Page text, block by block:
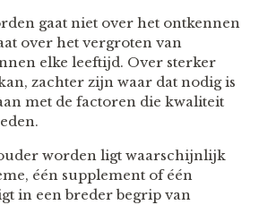
gaat niet over het ontkennen
over het vergroten van
elke leeftijd. Over sterker
zachter zijn waar dat nodig is
met de factoren die kwaliteit
worden ligt waarschijnlijk
één supplement of één
in een breder begrip van